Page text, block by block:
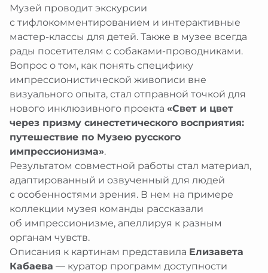
Музей проводит экскурсии
с тифлокомментированием и интерактивные
мастер-классы для детей. Также в музее всегда
рады посетителям с собаками-проводниками.
Вопрос о том, как понять специфику
импрессионистической живописи вне
визуального опыта, стал отправной точкой для
нового инклюзивного проекта«Свет и цвет
через призму синестетического восприятия:
путешествие по Музею русского
импрессионизма».
Результатом совместной работы стал материал,
адаптированный и озвученный для людей
с особенностями зрения. В нем на примере
коллекции музея команды рассказали
об импрессионизме, апеллируя к разным
органам чувств.
Описания к картинам представила Елизавета
Кабаева — куратор программ доступности